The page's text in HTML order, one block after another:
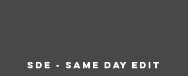
SDE - SAME DAY EDIT